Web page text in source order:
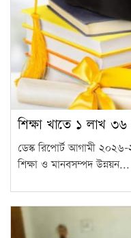
শিক্ষা খাতে ১ লাখ
ডেস্ক রিপোর্ট আগামী
শিক্ষা ও মানবসম্পদ